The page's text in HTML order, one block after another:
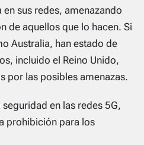
sus redes, amenazando
de aquellos que lo hacen. Si
Australia, han estado de
incluido el Reino Unido,
por las posibles amenazas.
en las redes 5G,
prohibición para los